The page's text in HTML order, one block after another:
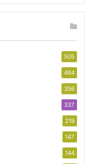
505
464
356
337
219
147
144